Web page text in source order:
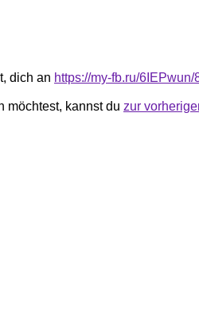
dich an https://my-fb.ru/6IEPwun/
möchtest, kannst du zur